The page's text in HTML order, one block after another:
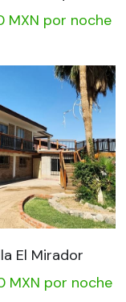
MXN por noche
El Mirador
MXN por noche